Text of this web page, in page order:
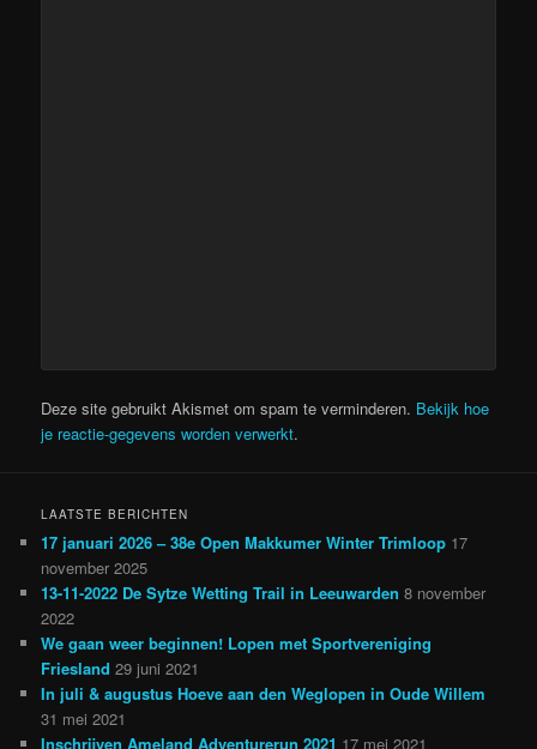
Deze site gebruikt Akismet om spam te verminderen. Bekijk hoe
je reactie-gegevens worden verwerkt.
LAATSTE BERICHTEN
17 januari 2026 – 38e Open Makkumer Winter Trimloop 17
november 2025
13-11-2022 De Sytze Wetting Trail in Leeuwarden 8 november
2022
We gaan weer beginnen! Lopen met Sportvereniging
Friesland 29 juni 2021
In juli & augustus Hoeve aan den Weglopen in Oude Willem
31 mei 2021
Inschrijven Ameland Adventurerun 2021 17 mei 2021